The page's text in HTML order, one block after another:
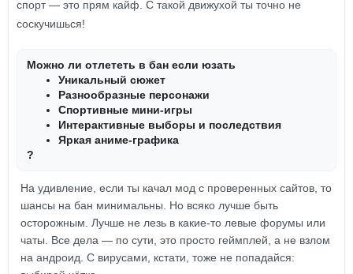
спорт — это прям кайф. С такой движухой ты точно не
соскучишься!
Можно ли отлететь в бан если юзать
Уникальный сюжет
Разнообразные персонажи
Спортивные мини-игры
Интерактивные выборы и последствия
Яркая аниме-графика
?
На удивление, если ты качал мод с проверенных сайтов, то
шансы на бан минимальны. Но всяко лучше быть
осторожным. Лучше не лезь в какие-то левые форумы или
чаты. Все дела — по сути, это просто геймплей, а не взлом
на андроид. С вирусами, кстати, тоже не попадайся: